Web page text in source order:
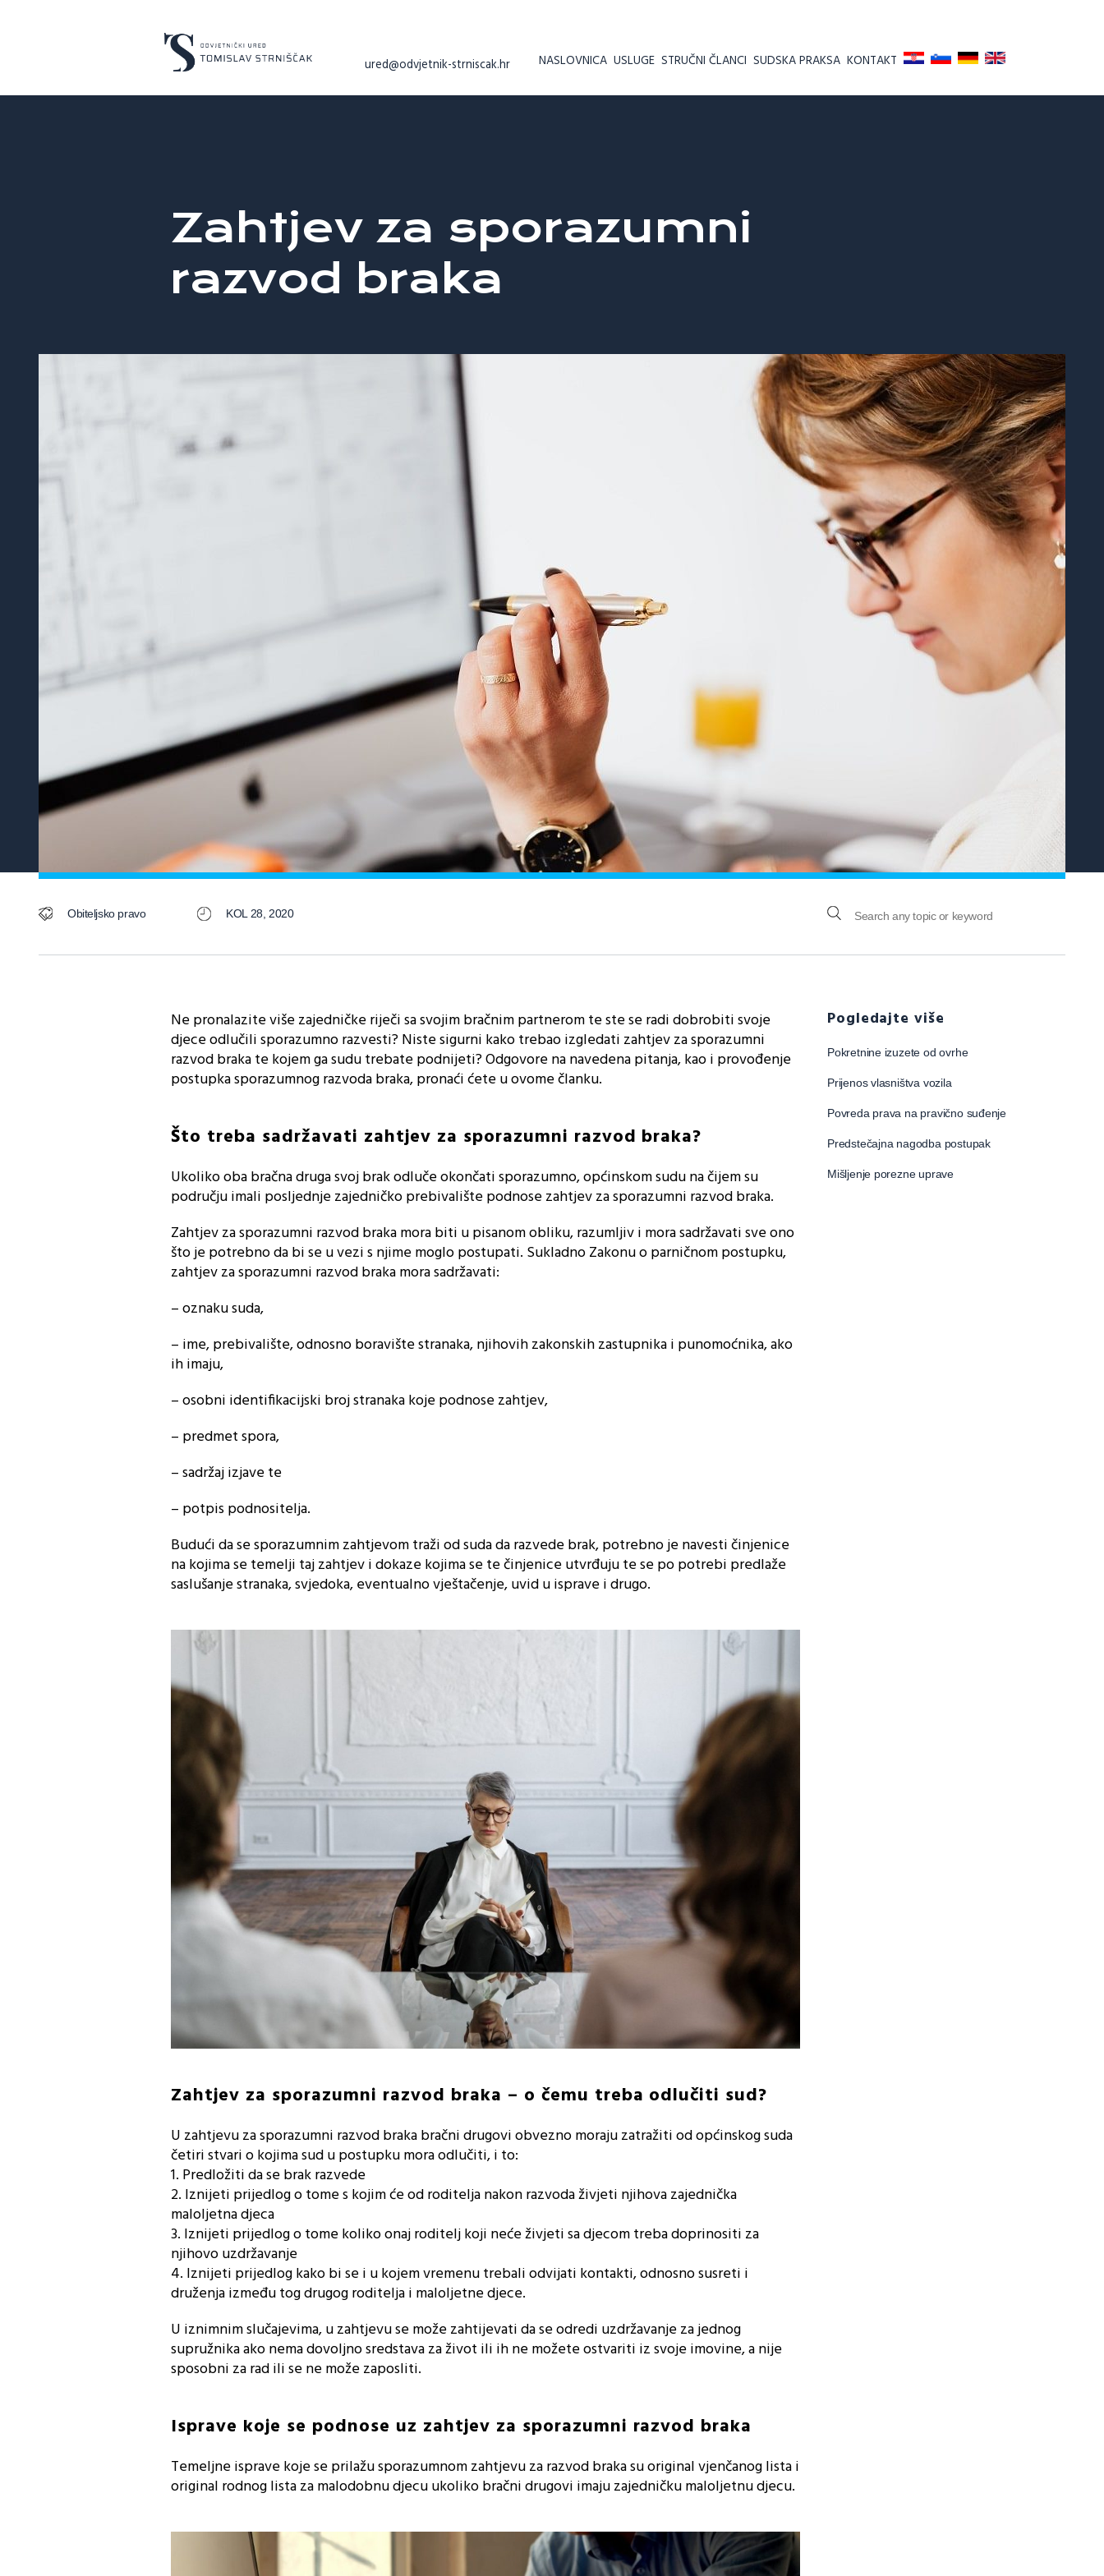
NASLOVNICA USLUGE STRUČNI ČLANCI SUDSKA PRAKSA KONTAKT
ured@odvjetnik-strniscak.hr
Zahtjev za sporazumni
razvod braka
Obiteljsko pravo KOL 28, 2020
Ne pronalazite više zajedničke riječi sa svojim bračnim partnerom te ste se radi dobrobiti svoje
djece odlučili sporazumno razvesti? Niste sigurni kako trebao izgledati zahtjev za sporazumni
razvod braka te kojem ga sudu trebate podnijeti? Odgovore na navedena pitanja, kao i provođenje
postupka sporazumnog razvoda braka, pronaći ćete u ovome članku.
Što treba sadržavati zahtjev za sporazumni razvod braka?
Ukoliko oba bračna druga svoj brak odluče okončati sporazumno, općinskom sudu na čijem su
području imali posljednje zajedničko prebivalište podnose zahtjev za sporazumni razvod braka.
Zahtjev za sporazumni razvod braka mora biti u pisanom obliku, razumljiv i mora sadržavati sve ono
što je potrebno da bi se u vezi s njime moglo postupati. Sukladno Zakonu o parničnom postupku,
zahtjev za sporazumni razvod braka mora sadržavati:
– oznaku suda,
– ime, prebivalište, odnosno boravište stranaka, njihovih zakonskih zastupnika i punomoćnika, ako
ih imaju,
– osobni identifikacijski broj stranaka koje podnose zahtjev,
– predmet spora,
– sadržaj izjave te
– potpis podnositelja.
Budući da se sporazumnim zahtjevom traži od suda da razvede brak, potrebno je navesti činjenice
na kojima se temelji taj zahtjev i dokaze kojima se te činjenice utvrđuju te se po potrebi predlaže
saslušanje stranaka, svjedoka, eventualno vještačenje, uvid u isprave i drugo.
Zahtjev za sporazumni razvod braka – o čemu treba odlučiti sud?
U zahtjevu za sporazumni razvod braka bračni drugovi obvezno moraju zatražiti od općinskog suda
četiri stvari o kojima sud u postupku mora odlučiti, i to:
1. Predložiti da se brak razvede
2. Iznijeti prijedlog o tome s kojim će od roditelja nakon razvoda živjeti njihova zajednička
maloljetna djeca
3. Iznijeti prijedlog o tome koliko onaj roditelj koji neće živjeti sa djecom treba doprinositi za
njihovo uzdržavanje
4. Iznijeti prijedlog kako bi se i u kojem vremenu trebali odvijati kontakti, odnosno susreti i
druženja između tog drugog roditelja i maloljetne djece.
U iznimnim slučajevima, u zahtjevu se može zahtijevati da se odredi uzdržavanje za jednog
supružnika ako nema dovoljno sredstava za život ili ih ne možete ostvariti iz svoje imovine, a nije
sposobni za rad ili se ne može zaposliti.
Isprave koje se podnose uz zahtjev za sporazumni razvod braka
Temeljne isprave koje se prilažu sporazumnom zahtjevu za razvod braka su original vjenčanog lista i
original rodnog lista za malodobnu djecu ukoliko bračni drugovi imaju zajedničku maloljetnu djecu.
Pogledajte više
Pokretnine izuzete od ovrhe
Prijenos vlasništva vozila
Povreda prava na pravično suđenje
Predstečajna nagodba postupak
Mišljenje porezne uprave